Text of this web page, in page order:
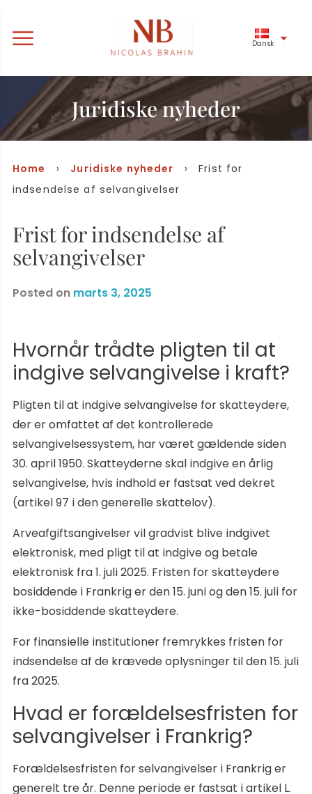
Dansk
Juridiske nyheder
Home › Juridiske nyheder › Frist for
indsendelse af selvangivelser
Frist for indsendelse af
selvangivelser
Posted on marts 3, 2025
Hvornår trådte pligten til at
indgive selvangivelse i kraft?
Pligten til at indgive selvangivelse for skatteydere,
der er omfattet af det kontrollerede
selvangivelsessystem, har været gældende siden
30. april 1950. Skatteyderne skal indgive en årlig
selvangivelse, hvis indhold er fastsat ved dekret
(artikel 97 i den generelle skattelov).
Arveafgiftsangivelser vil gradvist blive indgivet
elektronisk, med pligt til at indgive og betale
elektronisk fra 1. juli 2025. Fristen for skatteydere
bosiddende i Frankrig er den 15. juni og den 15. juli for
ikke-bosiddende skatteydere.
For finansielle institutioner fremrykkes fristen for
indsendelse af de krævede oplysninger til den 15. juli
fra 2025.
Hvad er forældelsesfristen for
selvangivelser i Frankrig?
Forældelsesfristen for selvangivelser i Frankrig er
generelt tre år. Denne periode er fastsat i artikel L.